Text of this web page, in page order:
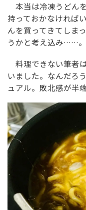
本当は冷凍うどん
持っておかなければ
んを買ってきてしま
うかと考え込み……。
料理できない筆者
いました。なんだろ
ュアル。敗北感が半